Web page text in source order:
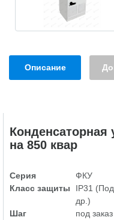
Описание
Конденсаторная
на 850 квар
Серия
ФКУ
Класс защиты
IP31
др.)
Шаг
под